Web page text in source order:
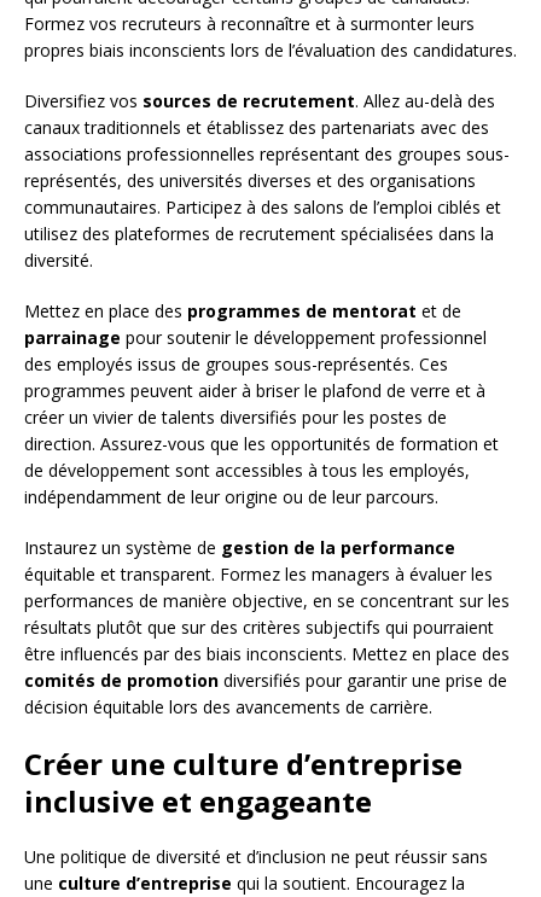
Formez vos recruteurs à reconnaître et à surmonter leurs
propres biais inconscients lors de l’évaluation des candidatures.
Diversifiez vos sources de recrutement. Allez au-delà des
canaux traditionnels et établissez des partenariats avec des
associations professionnelles représentant des groupes sous-
représentés, des universités diverses et des organisations
communautaires. Participez à des salons de l’emploi ciblés et
utilisez des plateformes de recrutement spécialisées dans la
diversité.
Mettez en place des programmes de mentorat et de
parrainage pour soutenir le développement professionnel
des employés issus de groupes sous-représentés. Ces
programmes peuvent aider à briser le plafond de verre et à
créer un vivier de talents diversifiés pour les postes de
direction. Assurez-vous que les opportunités de formation et
de développement sont accessibles à tous les employés,
indépendamment de leur origine ou de leur parcours.
Instaurez un système de gestion de la performance
équitable et transparent. Formez les managers à évaluer les
performances de manière objective, en se concentrant sur les
résultats plutôt que sur des critères subjectifs qui pourraient
être influencés par des biais inconscients. Mettez en place des
comités de promotion diversifiés pour garantir une prise de
décision équitable lors des avancements de carrière.
Créer une culture d’entreprise
inclusive et engageante
Une politique de diversité et d’inclusion ne peut réussir sans
une culture d’entreprise qui la soutient. Encouragez la